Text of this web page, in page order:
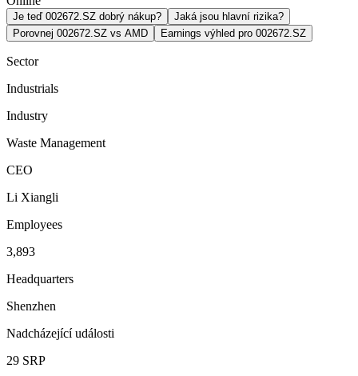
Je teď 002672.SZ dobrý nákup?
Jaká jsou hlavní rizika?
Porovnej 002672.SZ vs AMD
Earnings výhled pro 002672.SZ
Sector
Industrials
Industry
Waste Management
CEO
Li Xiangli
Employees
3,893
Headquarters
Shenzhen
Nadcházející události
29 SRP